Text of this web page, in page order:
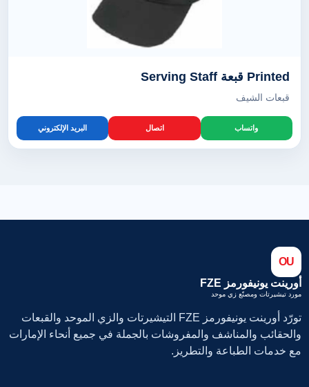
Printed قبعة Serving Staff
قبعات الشيف
واتساب اتصال البريد الإلكتروني
OU
أورينت يونيفورمز FZE
مورد تيشيرتات ومصنّع زي موحد
تورّد أورينت يونيفورمز FZE التيشيرتات والزي الموحد والقبعات
والحقائب والمناشف والمفروشات بالجملة في جميع أنحاء الإمارات
مع خدمات الطباعة والتطريز.